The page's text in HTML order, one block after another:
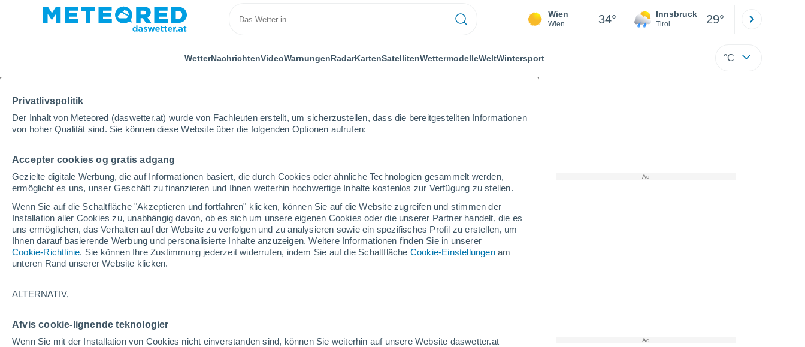
Privatlivspolitik
Der Inhalt von Meteored (daswetter.at) wurde von Fachleuten erstellt, um sicherzustellen, dass die bereitgestellten Informationen
von hoher Qualität sind. Sie können diese Website über die folgenden Optionen aufrufen:
Accepter cookies og gratis adgang
Gezielte digitale Werbung, die auf Informationen basiert, die durch Cookies oder ähnliche Technologien gesammelt werden,
ermöglicht es uns, unser Geschäft zu finanzieren und Ihnen weiterhin hochwertige Inhalte kostenlos zur Verfügung zu stellen.
Wenn Sie auf die Schaltfläche "Akzeptieren und fortfahren" klicken, können Sie auf die Website zugreifen und stimmen der
Installation aller Cookies zu, unabhängig davon, ob es sich um unsere eigenen Cookies oder die unserer Partner handelt, die es
uns ermöglichen, das Verhalten auf der Website zu verfolgen und zu analysieren sowie ein spezifisches Profil zu erstellen, um
Ihnen darauf basierende Werbung und personalisierte Inhalte anzuzeigen. Weitere Informationen finden Sie in unserer
Cookie-Richtlinie. Sie können Ihre Zustimmung jederzeit widerrufen, indem Sie auf die Schaltfläche Cookie-Einstellungenam
unteren Rand unserer Website klicken.
ALTERNATIV,
Afvis cookie-lignende teknologier
Wenn Sie mit der Installation von Cookies nicht einverstanden sind, können Sie weiterhin auf unsere Website daswetter.at
Wien
Wien 34° Innsbruck
Tirol 29°
WetterNachrichtenVideoWarnungenRadarKartenSatellitenWettermodelleWeltWintersport °C
Home Video Mitte Mai begrub ein gewaltiger Schneesturm die russische Stadt Noyabrsk unter sich